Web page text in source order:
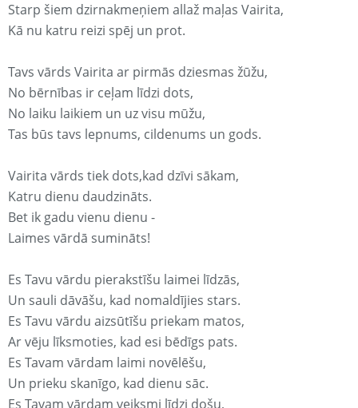
Starp šiem dzirnakmeņiem allaž maļas Vairita,
Kā nu katru reizi spēj un prot.
Tavs vārds Vairita ar pirmās dziesmas žūžu,
No bērnības ir ceļam līdzi dots,
No laiku laikiem un uz visu mūžu,
Tas būs tavs lepnums, cildenums un gods.
Vairita vārds tiek dots,kad dzīvi sākam,
Katru dienu daudzināts.
Bet ik gadu vienu dienu -
Laimes vārdā sumināts!
Es Tavu vārdu pierakstīšu laimei līdzās,
Un sauli dāvāšu, kad nomaldījies stars.
Es Tavu vārdu aizsūtīšu priekam matos,
Ar vēju līksmoties, kad esi bēdīgs pats.
Es Tavam vārdam laimi novēlēšu,
Un prieku skanīgo, kad dienu sāc.
Es Tavam vārdam veiksmi līdzi došu,